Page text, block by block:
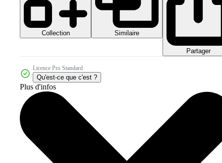
Collection Similaire
Partager
Licence Pro Standard
Qu'est-ce que c'est ?
Plus d'infos